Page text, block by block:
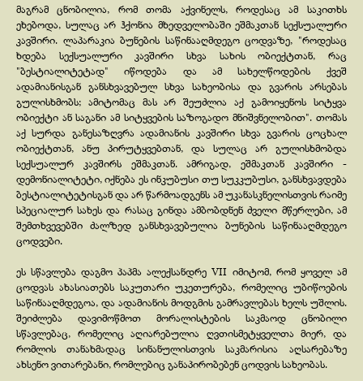
მაგრამ ცნობილია, რომ თომა აქვინელს, როდესაც ამ საკითხს
ეხებოდა, სულაც არ ჰქონია მხედველობაში ეშმაკთან სექსუალური
კავშირი. ლაპარაკია ბუნების საწინააღმდეგო ცოდვაზე, "როდესაც
ხდება სექსუალური კავშირი სხვა სახის ობიექტთან, რაც
"ბესტიალიტეტად" იწოდება და ამ სახელწოდების ქვეშ
ადამიანისგან განსხვავებულ სხვა სახეობისა და გვარის არსებას
გულისხმობს; ამიტომაც მას არ შეუძლია აქ გამოიყენოს სიტყვა
ობიექტი ან საგანი ამ სიტყვების საზოგადო მნიშვნელობით". თომას
აქ სურდა განესაზღვრა ადამიანის კავშირი სხვა გვარის ცოცხალ
ობიექტთან, ანუ პირუტყვებთან, და სულაც არ გულისხმობდა
სექსუალურ კავშირს ეშმაკთან. ამრიგად, ეშმაკთან კავშირი -
დემონიალიტეტი, იქნება ეს ინკუბუსი თუ სუკკუბუსი, განსხვავდება
ბესტიალიტეტისგან და არ წარმოადგენს ამ უკანასკნელისთვის რაიმე
სპეციალურ სახეს და რასაც გინდა ამბობდნენ ძველი მწერლები, ამ
შემთხვევებში ძალზედ განსხვავებულია ბუნების საწინააღმდეგო
ცოდვები.
ეს სწავლება დაგმო პაპმა ალექსანდრე VII იმიტომ, რომ ყოველ ამ
ცოდვას ახასიათებს საკუთარი უკეთურება, რომელიც უბიწოების
საწინააღმდეგოა, და ადამიანის მოდგმის გამრავლებას ხელს უშლის.
შეიძლება დავიმოწმოთ მორალისტების საკმაოდ ცნობილი
სწავლებაც, რომელიც აღიარებულია ღვთისმეტყველთა მიერ, და
რომლის თანახმადაც სინანულისთვის საკმარისია აღსარებაზე
ახსენო ვითარებანი, რომლებიც განაპირობებენ ცოდვის სახეობას.